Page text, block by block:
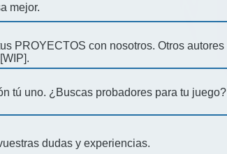
mejor.
PROYECTOS con nosotros. Otros autores
tú uno. ¿Buscas probadores para tu juego?
dudas y experiencias.